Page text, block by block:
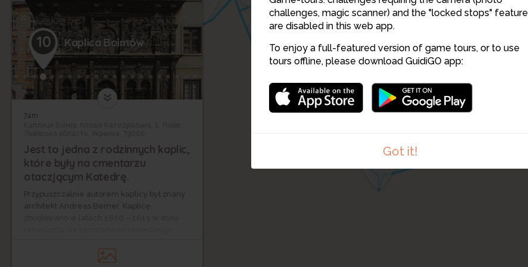
challenges, magic scanner) and the "locked stops" feature
are disabled in this web app.
To enjoy a full-featured version of game tours, or to use
tours offline, please download GuidiGO app:
Got it!
33
32
31
30
10 Kaplica Boimów
74m
Jest to jedna z rodzinnych kaplic,
które były na cmentarzu
otaczjącym Katedrę.
Przypuszczalnie autorem kaplicy był znany
architekt Andreas Bemer. Kaplicę